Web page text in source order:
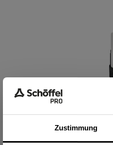
Zustimmung
ZipIn